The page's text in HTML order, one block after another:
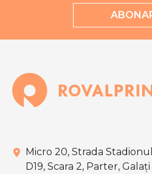
Micro 20, Strada
D19, Scara 2, Parter, Galaţi